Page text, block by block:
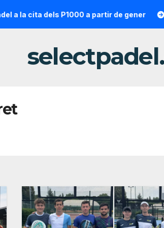
dels P1000 a partir de gener Vallon